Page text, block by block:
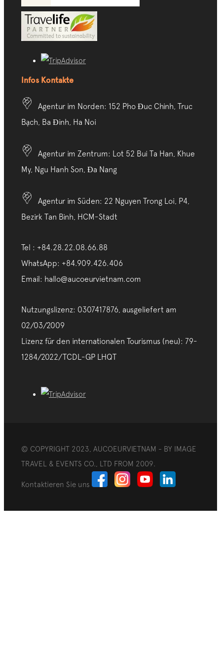
Infos Kontakte
Agentur im Norden: 152 Pho Đuc Chinh, Truc
Bạch, Ba Đinh, Ha Noi
Agentur im Zentrum: Lot 52 Bui Ta Han, Khue
My, Ngu Hanh Son, Đa Nang
Agentur im Süden: 22 Nguyen Trong Loi, P4,
Bezirk Tan Binh, HCM-Stadt
Tel : +84.28.22.08.66.88
WhatsApp: +84.909.426.406
Email: hallo@aucoeurvietnam.com
Nutzungslizenz: 0307417876, ausgeliefert am
02/03/2009
Lizenz für den internationalen Tourismus (neu): 79-
1284/2022/TCDL-GP LHQT
© COPYRIGHT 2023, AUCOEURVIETNAM - BY IMAGE
TRAVEL & EVENTS CO., LTD FROM 2009.
Kontaktieren Sie uns